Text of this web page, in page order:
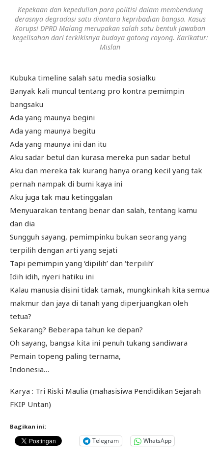
Kepekaan dan kepedulian para politisi dalam membendung
derasnya degradasi satu diantara kepribadian bangsa. Kasus
Korupsi DPRD Malang merupakan salah satu bentuk jawaban
kegelisahan dari terkikisnya budaya gotong royong. Karikatur:
Mislan
Kubuka timeline salah satu media sosialku
Banyak kali muncul tentang pro kontra pemimpin
bangsaku
Ada yang maunya begini
Ada yang maunya begitu
Ada yang maunya ini dan itu
Aku sadar betul dan kurasa mereka pun sadar betul
Aku dan mereka tak kurang hanya orang kecil yang tak
pernah nampak di bumi kaya ini
Aku juga tak mau ketinggalan
Menyuarakan tentang benar dan salah, tentang kamu
dan dia
Sungguh sayang, pemimpinku bukan seorang yang
terpilih dengan arti yang sejati
Tapi pemimpin yang ‘dipilih’ dan ‘terpilih’
Idih idih, nyeri hatiku ini
Kalau manusia disini tidak tamak, mungkinkah kita semua
makmur dan jaya di tanah yang diperjuangkan oleh
tetua?
Sekarang? Beberapa tahun ke depan?
Oh sayang, bangsa kita ini penuh tukang sandiwara
Pemain topeng paling ternama,
Indonesia…
Karya : Tri Riski Maulia (mahasisiwa Pendidikan Sejarah
FKIP Untan)
Bagikan ini:
Telegram WhatsApp